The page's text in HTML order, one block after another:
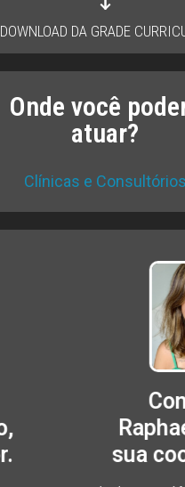
DOWNLOAD DA GRADE
Onde você
atuar?
Clínicas e Consultórios
Conheça a
Raphaela
sua